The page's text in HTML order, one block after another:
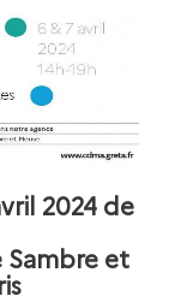
2024 de
Sambre et